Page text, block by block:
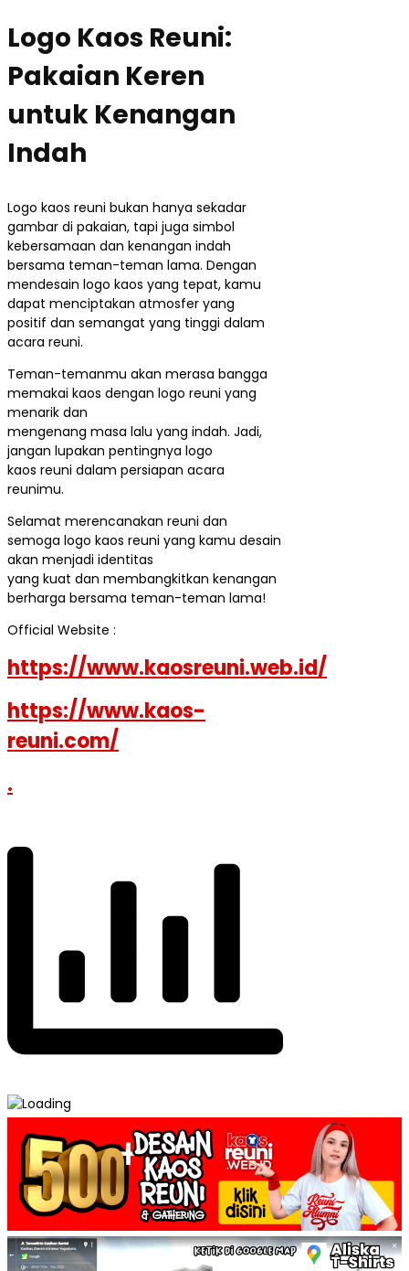
Logo Kaos Reuni:
Pakaian Keren
untuk Kenangan
Indah
Logo kaos reuni bukan hanya sekadar
gambar di pakaian, tapi juga simbol
kebersamaan dan kenangan indah
bersama teman-teman lama. Dengan
mendesain logo kaos yang tepat, kamu
dapat menciptakan atmosfer yang
positif dan semangat yang tinggi dalam
acara reuni.
Teman-temanmu akan merasa bangga
memakai kaos dengan logo reuni yang
menarik dan
mengenang masa lalu yang indah. Jadi,
jangan lupakan pentingnya logo
kaos reuni dalam persiapan acara
reunimu.
Selamat merencanakan reuni dan
semoga logo kaos reuni yang kamu desain
akan menjadi identitas
yang kuat dan membangkitkan kenangan
berharga bersama teman-teman lama!
Official Website :
https://www.kaosreuni.web.id/
https://www.kaos-
reuni.com/
.
Post
navigation
607 Kaos Reuni Keren Terbaru →
← 609 Kaos Reuni Keren